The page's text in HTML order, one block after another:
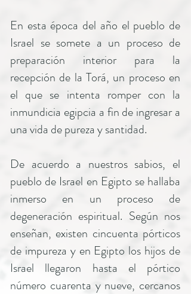
En esta época del año el pueblo de
Israel se somete a un proceso de
preparación interior para la
recepción de la Torá, un proceso en
el que se intenta romper con la
inmundicia egipcia a fin de ingresar a
una vida de pureza y santidad.
De acuerdo a nuestros sabios, el
pueblo de Israel en Egipto se hallaba
inmerso en un proceso de
degeneración espiritual. Según nos
enseñan, existen cincuenta pórticos
de impureza y en Egipto los hijos de
Israel llegaron hasta el pórtico
número cuarenta y nueve, cercanos